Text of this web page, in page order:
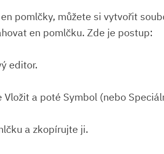
pomlčky, můžete si vytvořit
en pomlčku. Zde je postup:
editor.
a poté Symbol (nebo
a zkopírujte ji.